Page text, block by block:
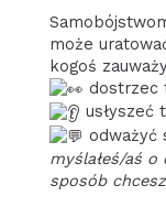
może
kogoś
dostrzec
usłyszeć
odważyć
myślałeś/aś
sposób